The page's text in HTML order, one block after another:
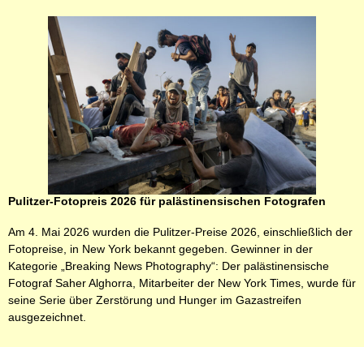
Pulitzer-Fotopreis 2026 für palästinensischen Fotografen
Am 4. Mai 2026 wurden die Pulitzer-Preise 2026, einschließlich der
Fotopreise, in New York bekannt gegeben. Gewinner in der
Kategorie „Breaking News Photography“: Der palästinensische
Fotograf Saher Alghorra, Mitarbeiter der New York Times, wurde für
seine Serie über Zerstörung und Hunger im Gazastreifen
ausgezeichnet.